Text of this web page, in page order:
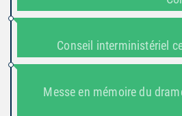
Conseil interministériel
Messe en mémoire du